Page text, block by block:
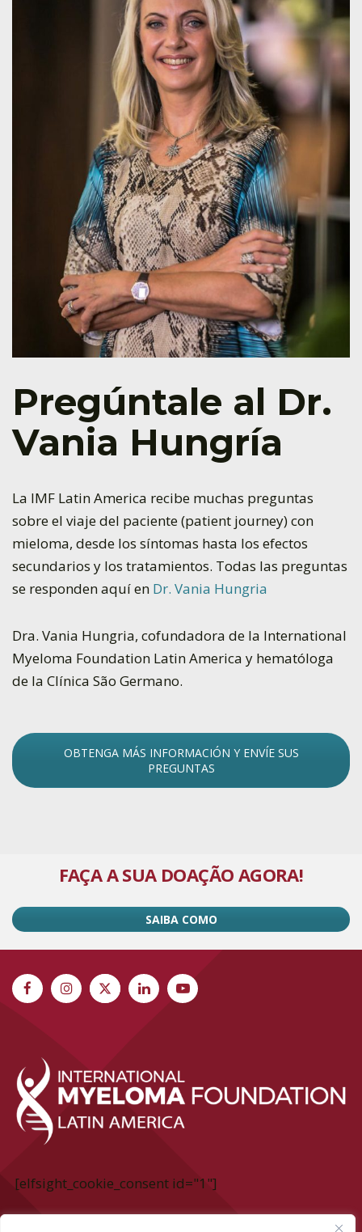
Pregúntale al Dr.
Vania Hungría
La IMF Latin America recibe muchas preguntas
sobre el viaje del paciente (patient journey) con
mieloma, desde los síntomas hasta los efectos
secundarios y los tratamientos. Todas las preguntas
se responden aquí en Dr. Vania Hungria
Dra. Vania Hungria, cofundadora de la International
Myeloma Foundation Latin America y hematóloga
de la Clínica São Germano.
OBTENGA MÁS INFORMACIÓN Y ENVÍE SUS
PREGUNTAS
FAÇA A SUA DOAÇÃO AGORA!
SAIBA COMO
[elfsight_cookie_consent id="1"]